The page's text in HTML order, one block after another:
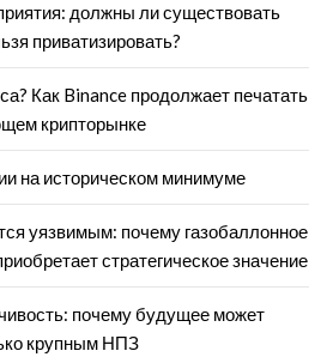
должны ли существовать
приватизировать?
Как Binance продолжает печатать
крипторынке
на историческом минимуме
уязвимым: почему газобаллонное
стратегическое значение
почему будущее может
крупным НПЗ